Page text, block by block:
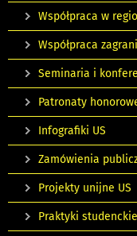
Współpraca w
Współpraca
Seminaria i
Patronaty
Infografiki US
Zamówienia
Projekty unijne US
Praktyki studenckie